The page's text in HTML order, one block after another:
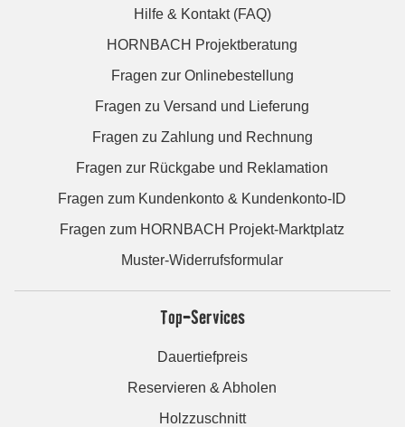
Hilfe & Kontakt (FAQ)
HORNBACH Projektberatung
Fragen zur Onlinebestellung
Fragen zu Versand und Lieferung
Fragen zu Zahlung und Rechnung
Fragen zur Rückgabe und Reklamation
Fragen zum Kundenkonto & Kundenkonto-ID
Fragen zum HORNBACH Projekt-Marktplatz
Muster-Widerrufsformular
Top-Services
Dauertiefpreis
Reservieren & Abholen
Holzzuschnitt